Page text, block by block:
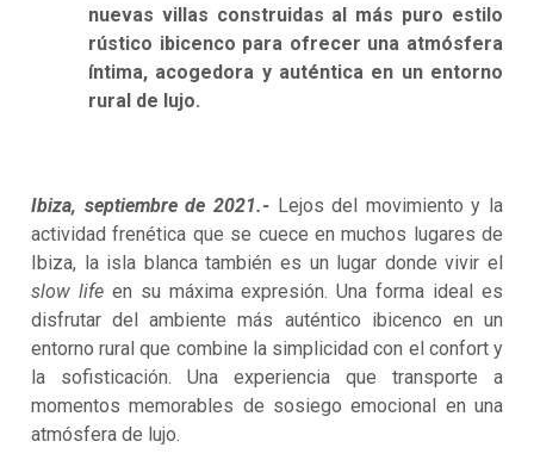
nuevas villas construidas al más puro estilo
rústico ibicenco para ofrecer una atmósfera
íntima, acogedora y auténtica en un entorno
rural de lujo.
Ibiza, septiembre de 2021.-Lejos del movimiento y la
actividad frenética que se cuece en muchos lugares de
Ibiza, la isla blanca también es un lugar donde vivir el
slow lifeen su máxima expresión. Una forma ideal es
disfrutar del ambiente más auténtico ibicenco en un
entorno rural que combine la simplicidad con el confort y
la sofisticación. Una experiencia que transporte a
momentos memorables de sosiego emocional en una
atmósfera de lujo.